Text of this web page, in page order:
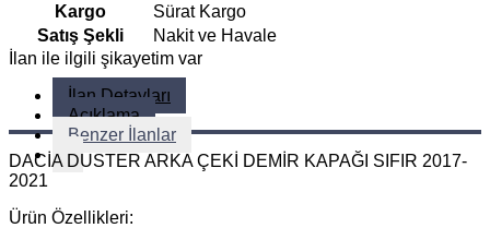
Kargo
Sürat Kargo
Satış Şekli
Nakit ve Havale
İlan ile ilgili şikayetim var
İlan Detayları
Açıklama
Benzer İlanlar
DACİA DUSTER ARKA ÇEKİ DEMİR KAPAĞI SIFIR 2017-
2021
Ürün Özellikleri: